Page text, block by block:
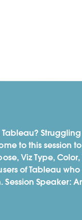
to this session
Viz Type, Color,
of Tableau
Speaker: